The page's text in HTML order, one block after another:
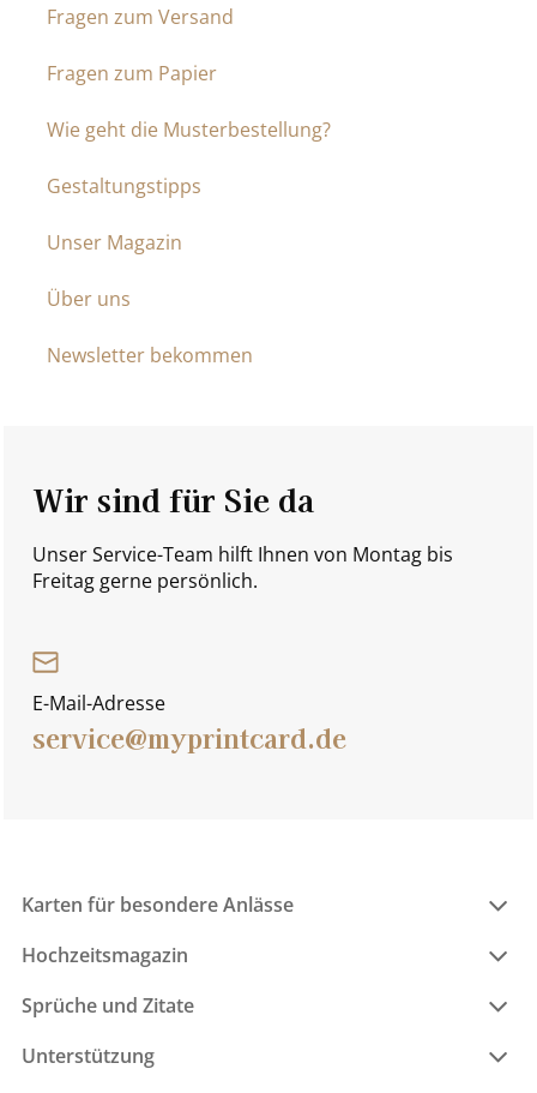
Fragen zum Versand
Fragen zum Papier
Wie geht die Musterbestellung?
Gestaltungstipps
Unser Magazin
Über uns
Newsletter bekommen
Wir sind für Sie da
Unser Service-Team hilft Ihnen von Montag bis
Freitag gerne persönlich.
E-Mail-Adresse
service@myprintcard.de
Karten für besondere Anlässe
Hochzeitsmagazin
Sprüche und Zitate
Unterstützung